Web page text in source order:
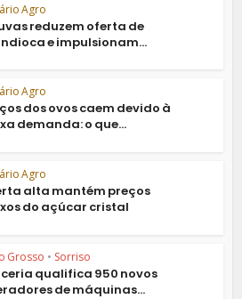
Agro
reduzem oferta de
e impulsionam...
Agro
dos ovos caem devido à
demanda: o que...
Agro
alta mantém preços
do açúcar cristal
Grosso • Sorriso
qualifica 950 novos
de máquinas...